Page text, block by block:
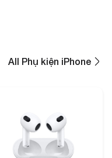
All Phụ kiện iPhone